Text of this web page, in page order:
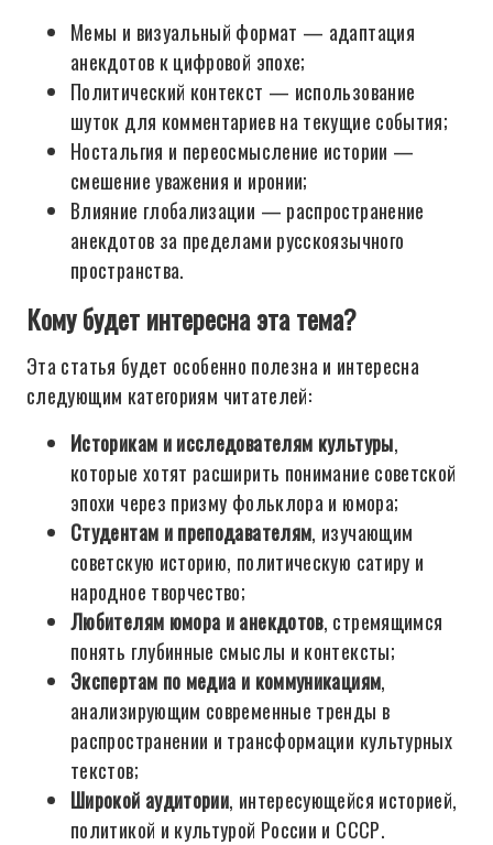
Мемы и визуальный формат — адаптация
анекдотов к цифровой эпохе;
Политический контекст — использование
шуток для комментариев на текущие события;
Ностальгия и переосмысление истории —
смешение уважения и иронии;
Влияние глобализации — распространение
анекдотов за пределами русскоязычного
пространства.
Кому будет интересна эта тема?
Эта статья будет особенно полезна и интересна
следующим категориям читателей:
Историкам и исследователям культуры,
которые хотят расширить понимание советской
эпохи через призму фольклора и юмора;
Студентам и преподавателям, изучающим
советскую историю, политическую сатиру и
народное творчество;
Любителям юмора и анекдотов, стремящимся
понять глубинные смыслы и контексты;
Экспертам по медиа и коммуникациям,
анализирующим современные тренды в
распространении и трансформации культурных
текстов;
Широкой аудитории, интересующейся историей,
политикой и культурой России и СССР.